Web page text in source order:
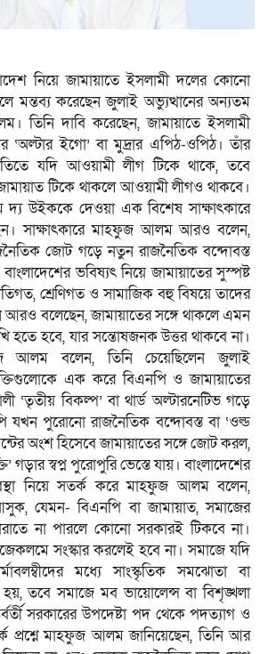
নিয়ে জামায়াতে ইসলামী দলের কোনো
মন্তব্য করেছেন জুলাই অভ্যুত্থানের অন্যতম
তিনি দাবি করেছেন, জামায়াতে ইসলামী
ইগো’ বা মুদ্রার এপিঠ-ওপিঠ। তাঁর
যদি আওয়ামী লীগ টিকে থাকে, তবে
টিকে থাকলে আওয়ামী লীগও থাকবে।
দ্য উইককে দেওয়া এক বিশেষ সাক্ষাৎকারে
সাক্ষাৎকারে মাহফুজ আলম আরও বলেন,
জোট গড়ে নতুন রাজনৈতিক বন্দোবস্ত
ভবিষ্যৎ নিয়ে জামায়াতের সুস্পষ্ট
শ্রেণিগত ও সামাজিক বহু বিষয়ে তাদের
আরও বলেছেন, জামায়াতের সঙ্গে থাকলে এমন
হতে হবে, যার সন্তোষজনক উত্তর থাকবে না।
আলম বলেন, তিনি চেয়েছিলেন জুলাই
এক করে বিএনপি ও জামায়াতের
‘তৃতীয় বিকল্প’ বা থার্ড অল্টারনেটিভ গড়ে
যখন পুরোনো রাজনৈতিক বন্দোবস্ত বা ‘ওল্ড
অংশ হিসেবে জামায়াতের সঙ্গে জোট করল,
গড়ার স্বপ্ন পুরোপুরি ভেস্তে যায়। বাংলাদেশের
নিয়ে সতর্ক করে মাহফুজ আলম বলেন,
যেমন- বিএনপি বা জামায়াত, সমাজের
না পারলে কোনো সরকারই টিকবে না।
সংস্কার করলেই হবে না। সমাজে যদি
মধ্যে সাংস্কৃতিক সমঝোতা বা
হয়, তবে সমাজে মব ভায়োলেন্স বা বিশৃঙ্খলা
সরকারের উপদেষ্টা পদ থেকে পদত্যাগ ও
প্রশ্নে মাহফুজ আলম জানিয়েছেন, তিনি আর